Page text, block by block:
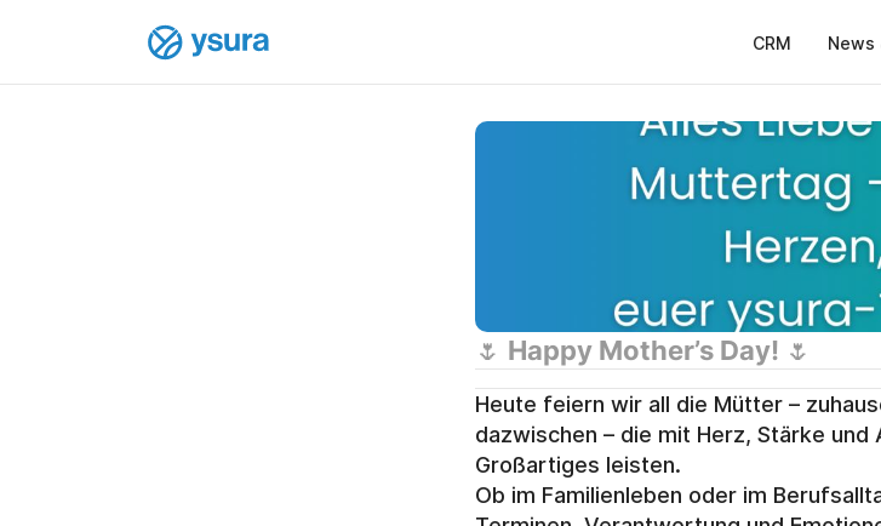
CRM News
🌷 Happy Mother’s Day! 🌷
Heute feiern wir all die Mütter –
dazwischen – die mit Herz, Stärke und
Großartiges leisten.
Ob im Familienleben oder im